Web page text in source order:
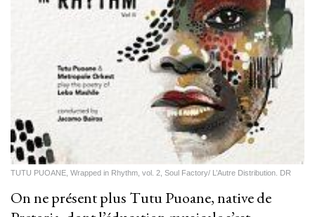
TUTU PUOANE, Wrapped in Rhythm, vol. 2, Soul Factory/ L’Autre Distribution. DR
On ne présent plus Tutu Puoane, native de